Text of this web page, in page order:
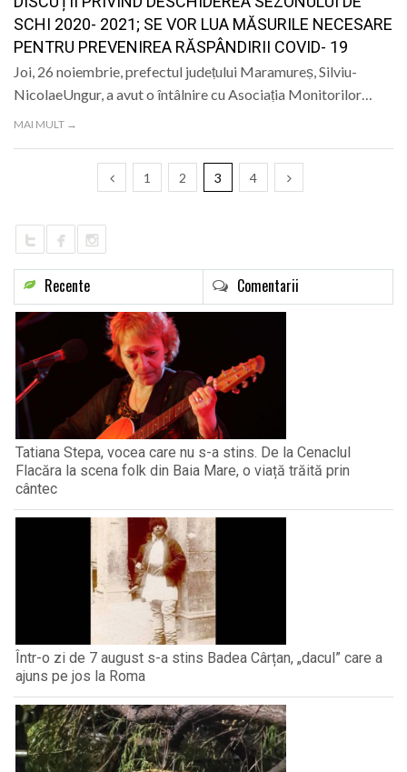
SCHI 2020- 2021; SE VOR LUA MĂSURILE NECESARE
PENTRU PREVENIREA RĂSPÂNDIRII COVID- 19
Joi, 26 noiembrie, prefectul judeṭului Maramureṣ, Silviu-
NicolaeUngur, a avut o întâlnire cu Asociaṭia Monitorilor…
MAI MULT →
1 2 3 4
Recente Comentarii
Tatiana Stepa, vocea care nu s-a stins. De la Cenaclul
Flacăra la scena folk din Baia Mare, o viață trăită prin
cântec
Într-o zi de 7 august s-a stins Badea Cârțan, „dacul” care a
ajuns pe jos la Roma